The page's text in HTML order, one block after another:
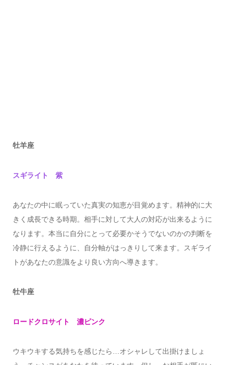
牡羊座
スギライト 紫
あなたの中に眠っていた真実の知恵が目覚めます。精神的に大
きく成長できる時期。相手に対して大人の対応が出来るように
なります。本当に自分にとって必要かそうでないのかの判断を
冷静に行えるように、自分軸がはっきりして来ます。スギライ
トがあなたの意識をより良い方向へ導きます。
牡牛座
ロードクロサイト 濃ピンク
ウキウキする気持ちを感じたら…オシャレして出掛けましょ